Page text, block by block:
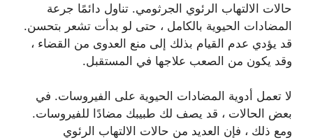
حالات الالتهاب الرئوي الجرثومي. تناول دائمًا جرعة
المضادات الحيوية بالكامل ، حتى لو بدأت تشعر بتحسن.
قد يؤدي عدم القيام بذلك إلى منع العدوى من القضاء ،
وقد يكون من الصعب علاجها في المستقبل.
لا تعمل أدوية المضادات الحيوية على الفيروسات. في
بعض الحالات ، قد يصف لك طبيبك مضادًا للفيروسات.
ومع ذلك ، فإن العديد من حالات الالتهاب الرئوي